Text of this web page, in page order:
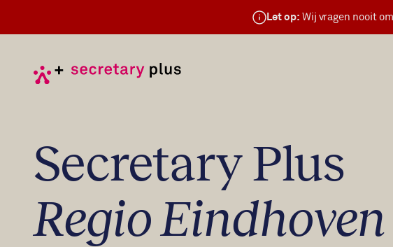
Let op: Wij vragen nooit
Secretary Plus
Regio Eindhoven